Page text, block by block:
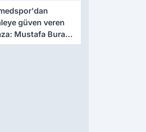
güven veren
Mustafa Burak
resmen